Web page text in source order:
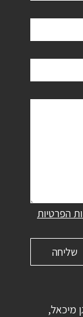
הפרטיות
מיכאל,